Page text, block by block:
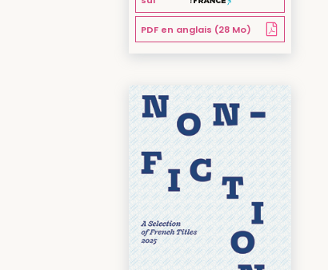
PDF en anglais (28 Mo)